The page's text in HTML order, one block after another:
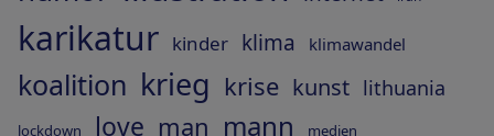
karikatur kinder klima klimawandel
koalition krieg krise kunst lithuania
lockdown love man mann medien